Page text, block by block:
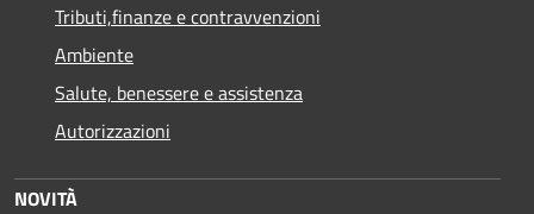
Tributi,finanze e contravvenzioni
Ambiente
Salute, benessere e assistenza
Autorizzazioni
NOVITÀ